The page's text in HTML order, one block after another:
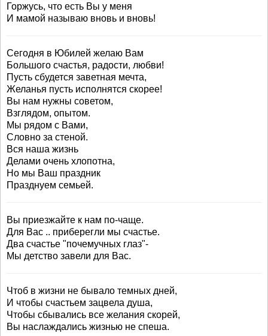
Горжусь, что есть Вы у меня
И мамой называю вновь и вновь!
Сегодня в Юбилей желаю Вам
Большого счастья, радости, любви!
Пусть сбудется заветная мечта,
Желанья пусть исполнятся скорее!
Вы нам нужны советом,
Взглядом, опытом.
Мы рядом с Вами,
Словно за стеной.
Вся наша жизнь
Делами очень хлопотна,
Но мы Ваш праздник
Празднуем семьей.
Вы приезжайте к нам по-чаще.
Для Вас .. приберегли мы счастье.
Два счастье "почемучных глаз"-
Мы детство завели для Вас.
Чтоб в жизни не бывало темных дней,
И чтобы счастьем зацвела душа,
Чтобы сбывались все желания скорей,
Вы наслаждались жизнью не спеша.